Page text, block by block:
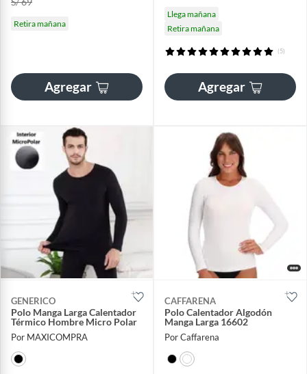
Retira mañana
Agregar
Llega mañana
Retira mañana
(5)
Agregar
GENERICO
Polo Manga Larga Calentador
Térmico Hombre Micro Polar
Por MAXICOMPRA
CAFFARENA
Polo Calentador Algodón
Manga Larga 16602
Por Caffarena